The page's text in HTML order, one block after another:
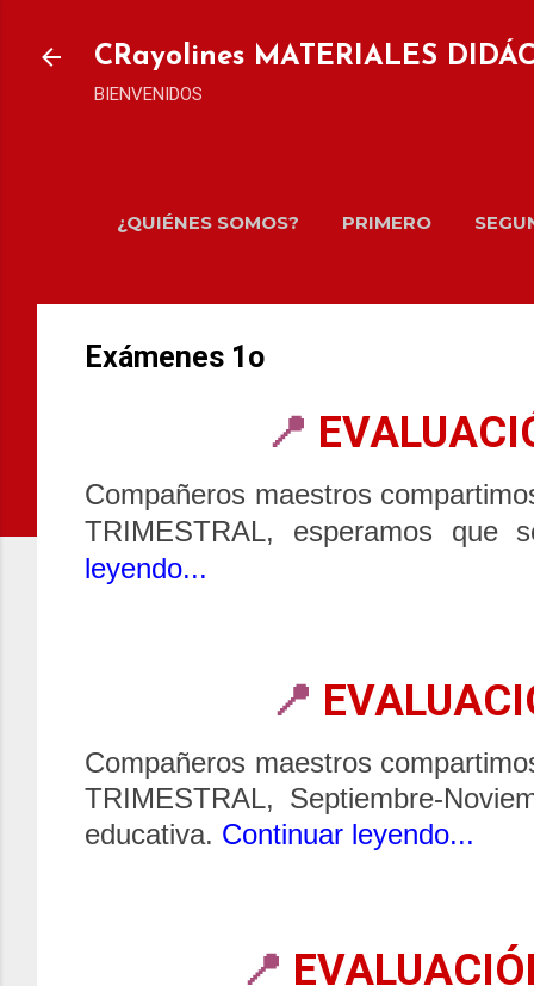
CRayolines MATERIALES
BIENVENIDOS
¿QUIÉNES SOMOS? PRIMERO
Exámenes 1o
📍
Compañeros maestros
TRIMESTRAL, esperamos
leyendo...
📍
Compañeros maestros
TRIMESTRAL, Septiembre-
educativa. Continuar leyendo...
📍